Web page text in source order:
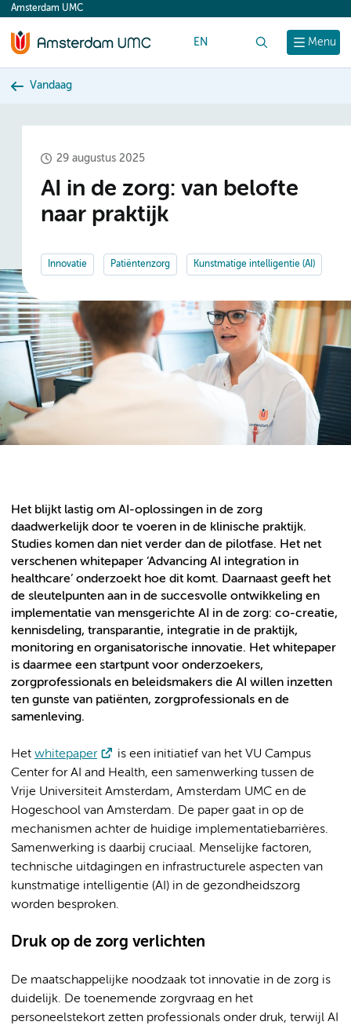
content
Menu
Amsterdam UMC
EN
Vandaag
29 augustus 2025
AI in de zorg: van belofte
naar praktijk
Innovatie Patiëntenzorg Kunstmatige intelligentie (AI)
Het blijkt lastig om AI-oplossingen in de zorg
daadwerkelijk door te voeren in de klinische praktijk.
Studies komen dan niet verder dan de pilotfase. Het net
verschenen whitepaper ‘Advancing AI integration in
healthcare’ onderzoekt hoe dit komt. Daarnaast geeft het
de sleutelpunten aan in de succesvolle ontwikkeling en
implementatie van mensgerichte AI in de zorg: co-creatie,
kennisdeling, transparantie, integratie in de praktijk,
monitoring en organisatorische innovatie. Het whitepaper
is daarmee een startpunt voor onderzoekers,
zorgprofessionals en beleidsmakers die AI willen inzetten
ten gunste van patiënten, zorgprofessionals en de
samenleving.
Het whitepaper
is een initiatief van het VU Campus
Center for AI and Health, een samenwerking tussen de
Vrije Universiteit Amsterdam, Amsterdam UMC en de
Hogeschool van Amsterdam. De paper gaat in op de
mechanismen achter de huidige implementatiebarrières.
Samenwerking is daarbij cruciaal. Menselijke factoren,
technische uitdagingen en infrastructurele aspecten van
kunstmatige intelligentie (AI) in de gezondheidszorg
worden besproken.
Druk op de zorg verlichten
De maatschappelijke noodzaak tot innovatie in de zorg is
duidelijk. De toenemende zorgvraag en het
personeelstekort zetten professionals onder druk, terwijl AI